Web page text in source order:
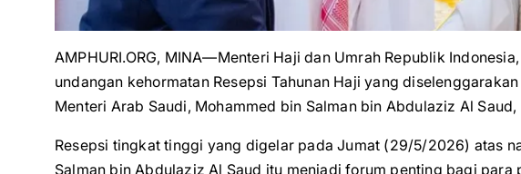
AMPHURI.ORG, MINA—Menteri Haji dan Umrah Republik
undangan kehormatan Resepsi Tahunan Haji yang
Menteri Arab Saudi, Mohammed bin Salman bin Abdulaziz Al
Resepsi tingkat tinggi yang digelar pada Jumat (29/5/2026) atas
Salman bin Abdulaziz Al Saud itu menjadi forum penting bagi para